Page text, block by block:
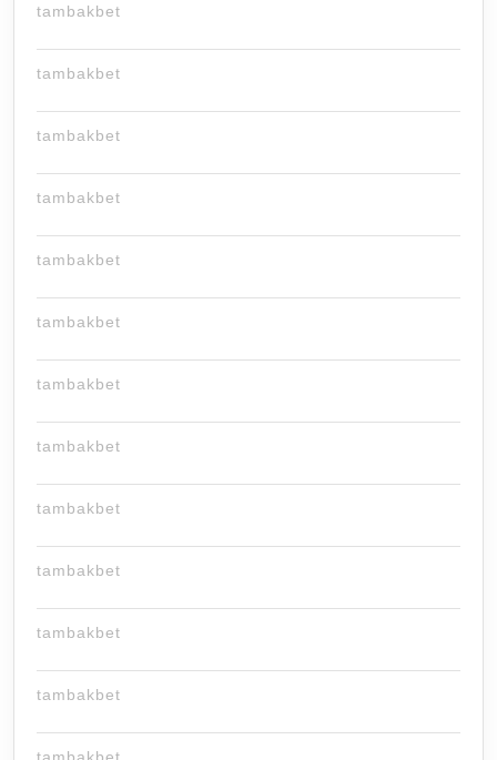
tambakbet
tambakbet
tambakbet
tambakbet
tambakbet
tambakbet
tambakbet
tambakbet
tambakbet
tambakbet
tambakbet
tambakbet